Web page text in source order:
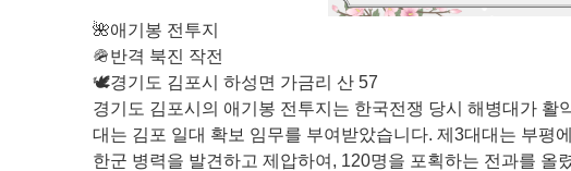
🌺애기봉 전투지
🪖반격 북진 작전
🕊️경기도 김포시 하성면 가금리 산 57
경기도 김포시의 애기봉 전투지는 한국전쟁 당시 해병대가
대는 김포 일대 확보 임무를 부여받았습니다. 제3대대는 부평
한군 병력을 발견하고 제압하여, 120명을 포획하는 전과를 올